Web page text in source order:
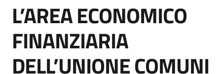
L’AREA ECONOMICO
FINANZIARIA
DELL’UNIONE COMUNI